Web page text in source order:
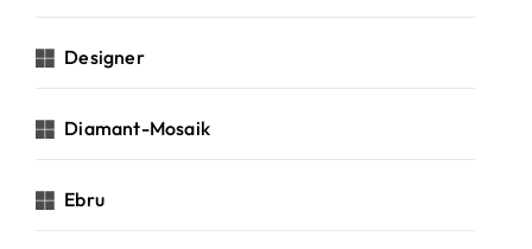
Designer
Diamant-Mosaik
Ebru